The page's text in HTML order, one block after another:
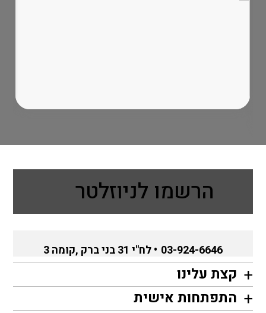
הרשמו לניוזלטר
03-924-6646 • לח"י 31 בני ברק ,קומה 3
קצת עלינו
התפתחות אישית